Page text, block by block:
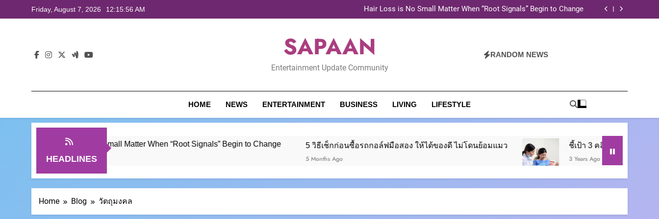
to
Friday, August 7, 2026 12:15:56 AM
Hair Loss is No Small Matter When “Root Signals” Begin to Change
5 วิธีเช็กก่อนซื้อรถกอล์ฟมือสอง ให้ได้ของดี ไม่โดนย้อมแมว
Hair Loss is No Small Matter When “Root Signals” Begin to Change
5 วิธีเช็กก่อนซื้อรถกอล์ฟมือสอง ให้ได้ของดี ไม่โดนย้อมแมว
SAPAAN
Entertainment Update Community
RANDOM NEWS
HOME NEWS ENTERTAINMENT BUSINESS LIVING LIFESTYLE
HEADLINES
Hair Loss is No Small Matter When “Root Signals” Begin to Change
3 Weeks Ago
5 วิธีเช็กก่อนซื้อรถกอล์ฟมือสอง ให้ได้ของดี ไม่โดนย้อมแมว
5 Months Ago
ชี้เป้า 3 คลินิกรักษารากฟันย่า
3 Years Ago
Home Blog วัตถุมงคล